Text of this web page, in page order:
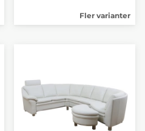
Fler varianter